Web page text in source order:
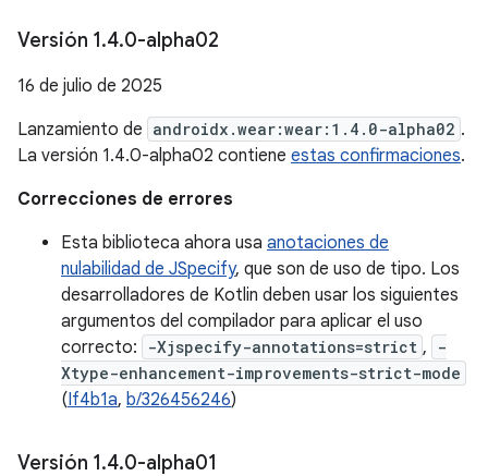
Versión 1.4.0-alpha02
16 de julio de 2025
Lanzamiento de androidx.wear:wear:1.4.0-alpha02 .
La versión 1.4.0-alpha02 contiene estas confirmaciones.
Correcciones de errores
Esta biblioteca ahora usa anotaciones de
nulabilidad de JSpecify, que son de uso de tipo. Los
desarrolladores de Kotlin deben usar los siguientes
argumentos del compilador para aplicar el uso
correcto:
-Xjspecify-annotations=strict ,
-
Xtype-enhancement-improvements-strict-mode
(If4b1a, b/326456246)
Versión 1.4.0-alpha01